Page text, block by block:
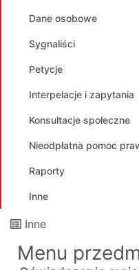
Dane osobowe
Sygnaliści
Petycje
Interpelacje i zapytania
Konsultacje społeczne
Nieodpłatna pomoc
Raporty
Inne
Inne
Menu